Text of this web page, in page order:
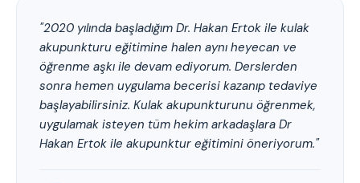
"2020 yılında başladığım Dr. Hakan Ertok ile kulak
akupunkturu eğitimine halen aynı heyecan ve
öğrenme aşkı ile devam ediyorum. Derslerden
sonra hemen uygulama becerisi kazanıp tedaviye
başlayabilirsiniz. Kulak akupunkturunu öğrenmek,
uygulamak isteyen tüm hekim arkadaşlara Dr
Hakan Ertok ile akupunktur eğitimini öneriyorum."